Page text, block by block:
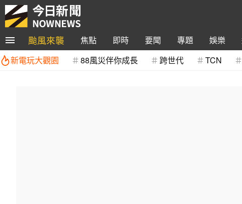
颱風來襲 焦點 即時 要聞 專題 娛樂
新電玩大觀園
88風災伴你成長 跨世代 TCN